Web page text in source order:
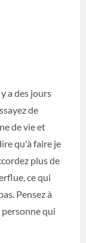
a des jours
de
de vie et
qu'à faire je
plus de
ce qui
Pensez à
personne qui